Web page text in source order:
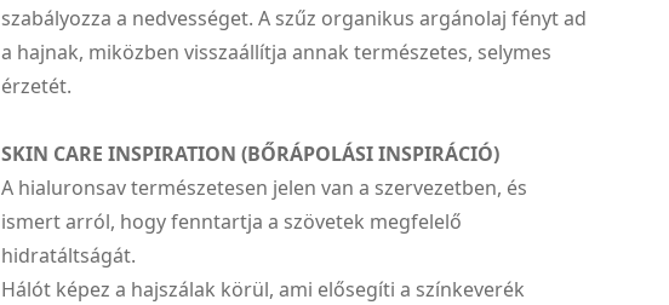
szabályozza a nedvességet. A szűz organikus argánolaj fényt ad
a hajnak, miközben visszaállítja annak természetes, selymes
érzetét.
SKIN CARE INSPIRATION (BŐRÁPOLÁSI INSPIRÁCIÓ)
A hialuronsav természetesen jelen van a szervezetben, és
ismert arról, hogy fenntartja a szövetek megfelelő
hidratáltságát.
Hálót képez a hajszálak körül, ami elősegíti a színkeverék